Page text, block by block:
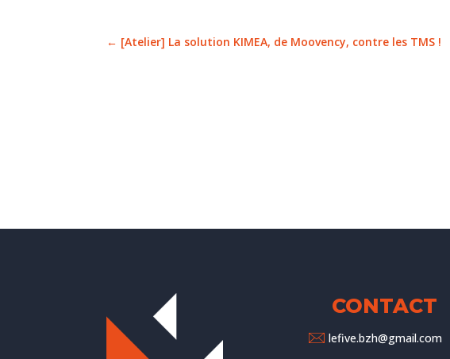
← [Atelier] La solution KIMEA, de Moovency, contre les TMS !
CONTACT
lefive.bzh@gmail.com